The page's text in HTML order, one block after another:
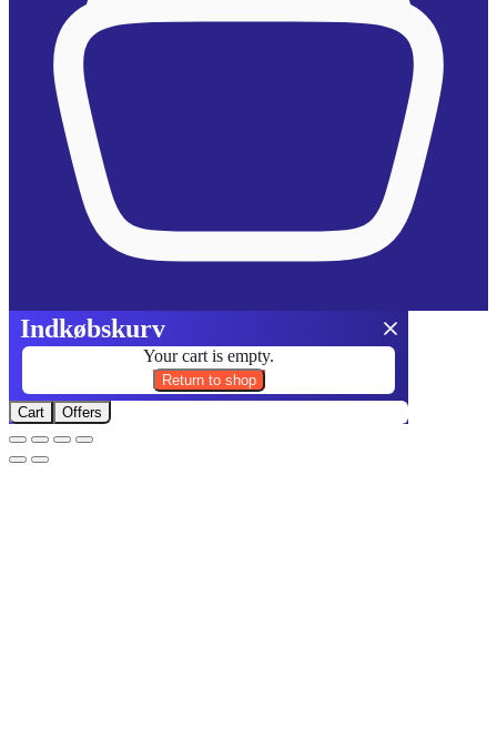
Indkøbskurv
Your cart is empty.
Return to shop
Cart
Offers